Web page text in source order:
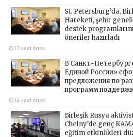
St. Petersburg’da,
Hareketi, şehir
destek
öneriler hazırladı
13 saat önce
В Санкт-
Единой России»
предложения по
программ
14 saat önce
Birleşik Rusya
Chelny’de genç
eğitim etkinlikleri